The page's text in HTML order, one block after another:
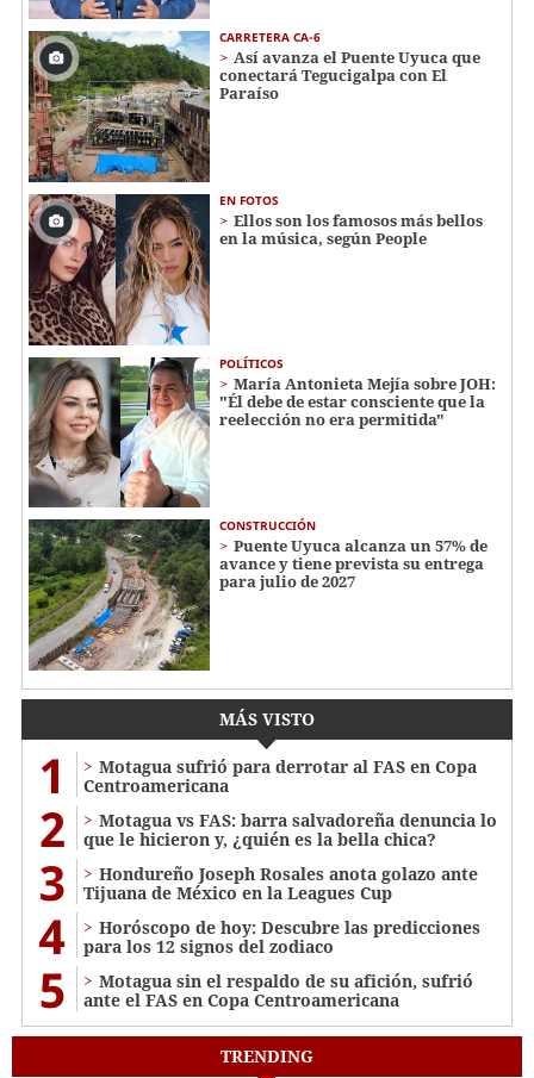
CARRETERA CA-6
Así avanza el Puente Uyuca que
conectará Tegucigalpa con El
Paraíso
EN FOTOS
Ellos son los famosos más bellos
en la música, según People
POLÍTICOS
María Antonieta Mejía sobre JOH:
"Él debe de estar consciente que la
reelección no era permitida"
CONSTRUCCIÓN
Puente Uyuca alcanza un 57% de
avance y tiene prevista su entrega
para julio de 2027
MÁS VISTO
1
Motagua sufrió para derrotar al FAS en Copa
Centroamericana
2
Motagua vs FAS: barra salvadoreña denuncia lo
que le hicieron y, ¿quién es la bella chica?
3
Hondureño Joseph Rosales anota golazo ante
Tijuana de México en la Leagues Cup
4
Horóscopo de hoy: Descubre las predicciones
para los 12 signos del zodiaco
5
Motagua sin el respaldo de su afición, sufrió
ante el FAS en Copa Centroamericana
TRENDING